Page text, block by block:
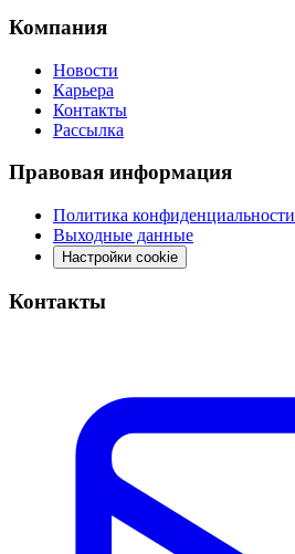
Компания
Новости
Карьера
Контакты
Рассылка
Правовая информация
Политика конфиденциальности
Выходные данные
Настройки cookie
Контакты